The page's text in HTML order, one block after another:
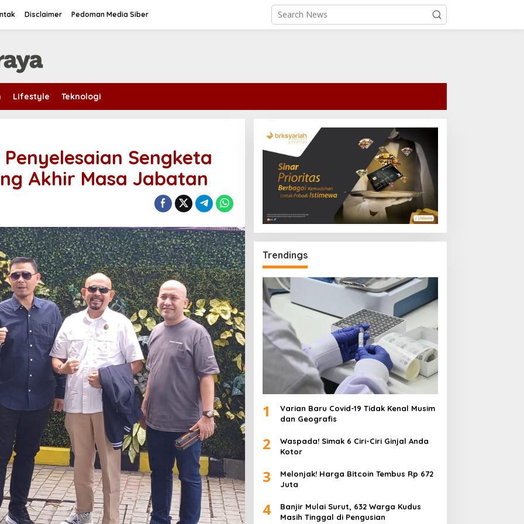
Disclaimer Pedoman Media Siber
Lifestyle Teknologi
Sengketa
Akhir Masa Jabatan
Trendings
1
Varian Baru Covid-19 Tidak Kenal Musim
dan Geografis
2
Waspada! Simak 6 Ciri-Ciri Ginjal Anda
Kotor
3
Melonjak! Harga Bitcoin Tembus Rp 672
Juta
4
Banjir Mulai Surut, 632 Warga Kudus
Masih Tinggal di Pengusian